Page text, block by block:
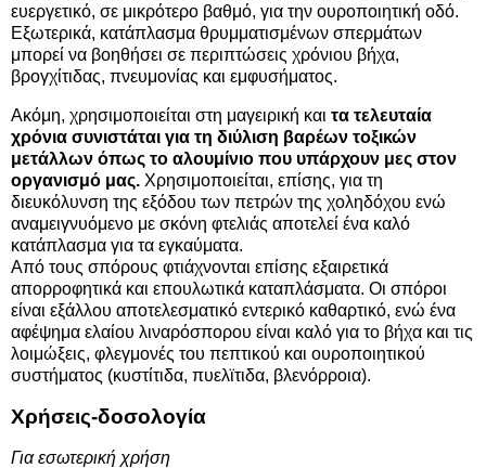
ευεργετικό, σε μικρότερο βαθμό, για την ουροποιητική οδό.
Εξωτερικά, κατάπλασμα θρυμματισμένων σπερμάτων
μπορεί να βοηθήσει σε περιπτώσεις χρόνιου βήχα,
βρογχίτιδας, πνευμονίας και εμφυσήματος.
Ακόμη, χρησιμοποιείται στη μαγειρική και τα τελευταία
χρόνια συνιστάται για τη διύλιση βαρέων τοξικών
μετάλλων όπως το αλουμίνιο που υπάρχουν μες στον
οργανισμό μας. Χρησιμοποιείται, επίσης, για τη
διευκόλυνση της εξόδου των πετρών της χοληδόχου ενώ
αναμειγνυόμενο με σκόνη φτελιάς αποτελεί ένα καλό
κατάπλασμα για τα εγκαύματα.
Από τους σπόρους φτιάχνονται επίσης εξαιρετικά
απορροφητικά και επουλωτικά καταπλάσματα. Οι σπόροι
είναι εξάλλου αποτελεσματικό εντερικό καθαρτικό, ενώ ένα
αφέψημα ελαίου λιναρόσπορου είναι καλό για το βήχα και τις
λοιμώξεις, φλεγμονές του πεπτικού και ουροποιητικού
συστήματος (κυστίτιδα, πυελϊτιδα, βλενόρροια).
Χρήσεις-δοσολογία
Για εσωτερική χρήση